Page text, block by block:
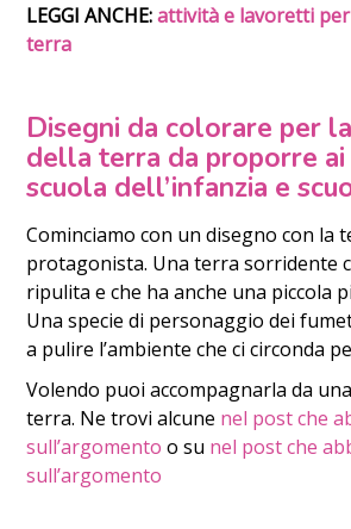
LEGGI ANCHE:attività e lavoretti
terra
Disegni da colorare per
della terra da proporre ai
scuola dell’infanzia e
Cominciamo con un disegno con la
protagonista. Una terra sorridente
ripulita e che ha anche una piccola
Una specie di personaggio dei
a pulire l’ambiente che ci circonda
Volendo puoi accompagnarla da
terra. Ne trovi alcune nel post che
sull’argomento o su nel post che
sull’argomento